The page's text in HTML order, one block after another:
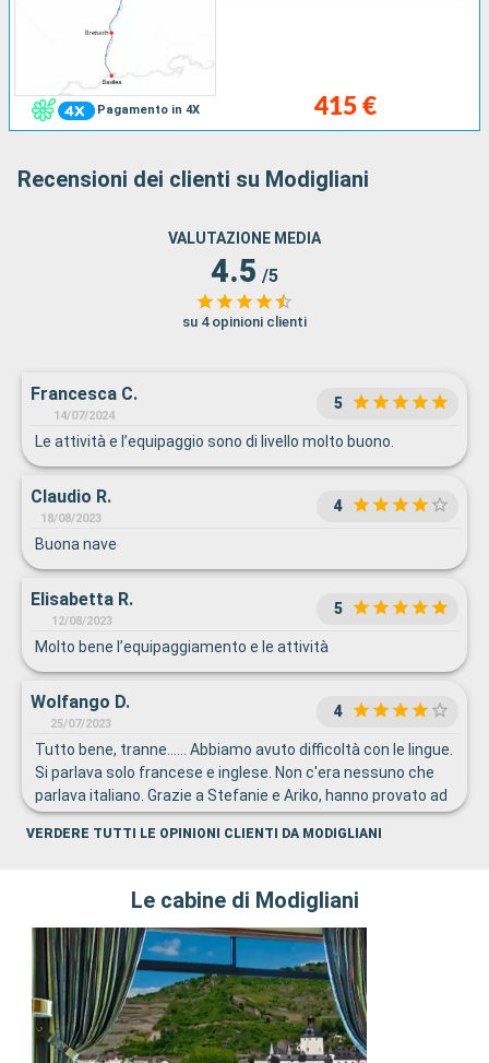
Pagamento in 4X 415 €
Recensioni dei clienti su Modigliani
VALUTAZIONE MEDIA
4.5 /5
su 4 opinioni clienti
Francesca C.
14/07/2024
5
Le attività e l’equipaggio sono di livello molto buono.
Claudio R.
18/08/2023
4
Buona nave
Elisabetta R.
12/08/2023
5
Molto bene l’equipaggiamento e le attività
Wolfango D.
25/07/2023
4
Tutto bene, tranne...... Abbiamo avuto difficoltà con le lingue.
Si parlava solo francese e inglese. Non c'era nessuno che
parlava italiano. Grazie a Stefanie e Ariko, hanno provato ad
aiutarci in tutte le situazioni. Il personale di servizio al
ristorante, dovrebbe essere più sorridente.
VERDERE TUTTI LE OPINIONI CLIENTI DA MODIGLIANI
Le cabine di Modigliani